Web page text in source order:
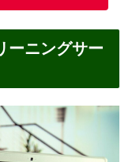
ーニングサー